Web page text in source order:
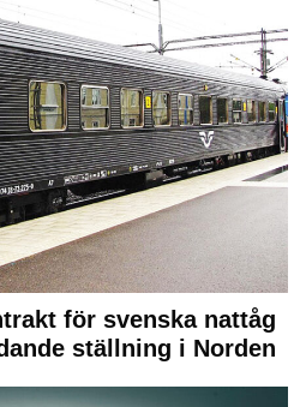
för svenska nattåg
ställning i Norden